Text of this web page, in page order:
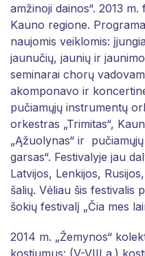
amžinoji dainos“. 2013
Kauno regione.
naujomis veiklomis:
jaunučių, jaunių ir
seminarai chorų
akomponavo ir
pučiamųjų instrumentų
orkestras „Trimitas“,
„Ąžuolynas“ ir
garsas“. Festivalyje jau
Latvijos, Lenkijos,
šalių. Vėliau šis festivalis
šokių festivalį „Čia mes
2014 m. „Žemynos“
kostiumus: (V-VIII a.)